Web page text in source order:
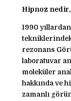
Hipnoz nedir,
1990
rezonans
laboratuvar
moleküler
hakkında ve
zamanlı